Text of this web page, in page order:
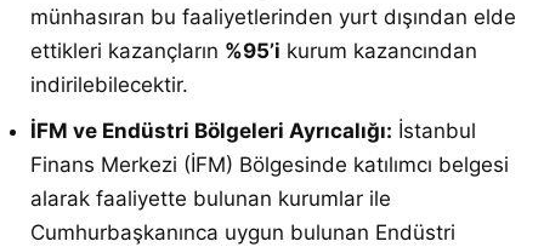
münhasıran bu faaliyetlerinden yurt dışından elde
ettikleri kazançların %95’i kurum kazancından
indirilebilecektir.
İFM ve Endüstri Bölgeleri Ayrıcalığı: İstanbul
Finans Merkezi (İFM) Bölgesinde katılımcı belgesi
alarak faaliyette bulunan kurumlar ile
Cumhurbaşkanınca uygun bulunan Endüstri